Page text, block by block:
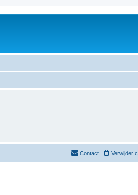
Verwijder
Contact